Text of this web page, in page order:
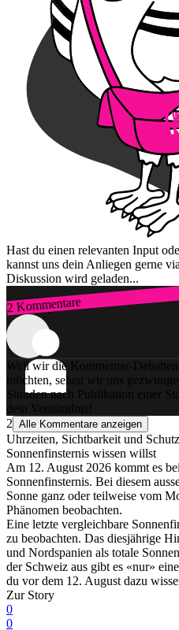
Hast du einen relevanten Input
kannst uns dein Anliegen gerne
Diskussion wird geladen...
2 Kommentare
Zum Login
Weil wir die Kommentar-
möchten, sehen wir uns
Stunden nach Publikation einer
dein Verständnis!
2 Alle Kommentare anzeigen
Uhrzeiten, Sichtbarkeit und
Sonnenfinsternis wissen willst
Am 12. August 2026 kommt es
Sonnenfinsternis. Bei diesem
Sonne ganz oder teilweise vom
Phänomen beobachten.
Eine letzte vergleichbare
zu beobachten. Das diesjährige
und Nordspanien als totale
der Schweiz aus gibt es «nur»
du vor dem 12. August dazu
Zur Story
0
0